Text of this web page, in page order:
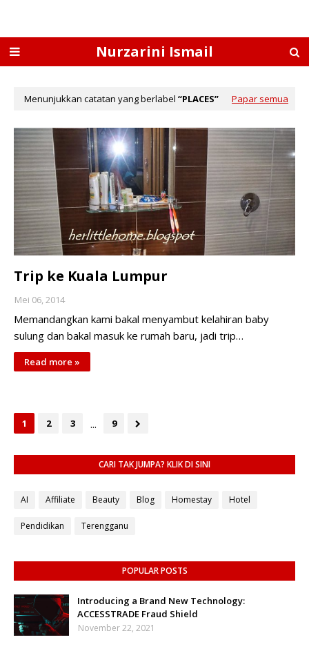
Nurzarini Ismail
Menunjukkan catatan yang berlabel PLACES Papar semua
Trip ke Kuala Lumpur
Mei 06, 2014
Memandangkan kami bakal menyambut kelahiran baby
sulung dan bakal masuk ke rumah baru, jadi trip…
Read more »
1 2 3 ... 9
CARI TAK JUMPA? KLIK DI SINI
AI Affiliate Beauty Blog Homestay Hotel
Pendidikan Terengganu
POPULAR POSTS
Introducing a Brand New Technology:
ACCESSTRADE Fraud Shield
November 22, 2021